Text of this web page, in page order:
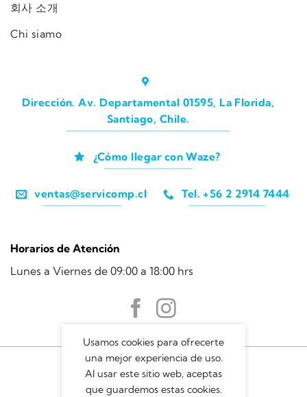
회사 소개
Chi siamo
Dirección. Av. Departamental 01595, La Florida,
Santiago, Chile.
¿Cómo llegar con Waze?
ventas@servicomp.cl Tel. +56 2 2914 7444
Horarios de Atención
Lunes a Viernes de 09:00 a 18:00 hrs
Usamos cookies para ofrecerte
una mejor experiencia de uso.
Al usar este sitio web, aceptas
que guardemos estas cookies.